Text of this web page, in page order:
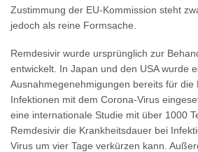
Zustimmung der EU-Kommission steht
jedoch als reine Formsache.
Remdesivir wurde ursprünglich zur
entwickelt. In Japan und den USA wurde
Ausnahmegenehmigungen bereits für die
Infektionen mit dem Corona-Virus
eine internationale Studie mit über 1000
Remdesivir die Krankheitsdauer bei
Virus um vier Tage verkürzen kann.